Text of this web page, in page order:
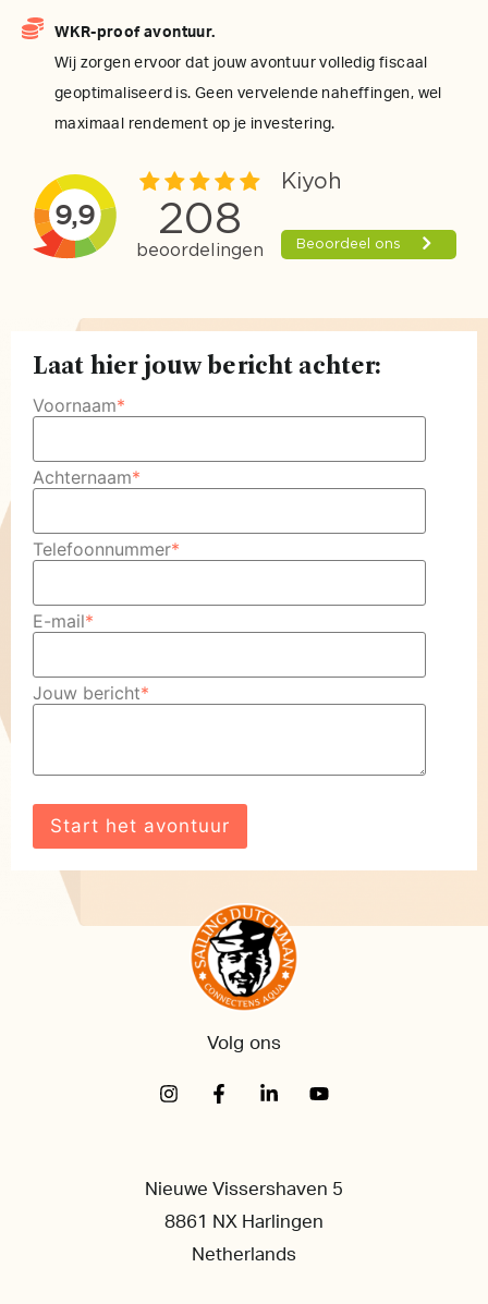
WKR-proof avontuur.
Wij zorgen ervoor dat jouw avontuur volledig fiscaal
geoptimaliseerd is. Geen vervelende naheffingen, wel
maximaal rendement op je investering.
Laat hier jouw bericht achter:
Voornaam*
Achternaam*
Telefoonnummer*
E-mail*
Jouw bericht*
Volg ons
Nieuwe Vissershaven 5
8861 NX Harlingen
Netherlands